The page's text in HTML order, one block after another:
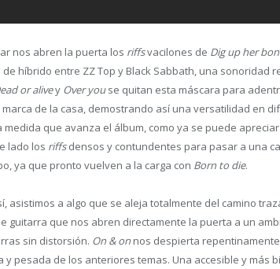
nos abren la puerta los riffsvacilones de Dig up her
híbrido entre ZZ Top y Black Sabbath, una sonoridad
or alivey Over youse quitan esta máscara para
de la casa, demostrando así una versatilidad en
medida que avanza el álbum, como ya se puede
lado los riffsdensos y contundentes para pasar a una
ya que pronto vuelven a la carga con Born to die.
asistimos a algo que se aleja totalmente del camino
guitarra que nos abren directamente la puerta a un
sin distorsión. On & on nos despierta
y pesada de los anteriores temas. Una accesible y más